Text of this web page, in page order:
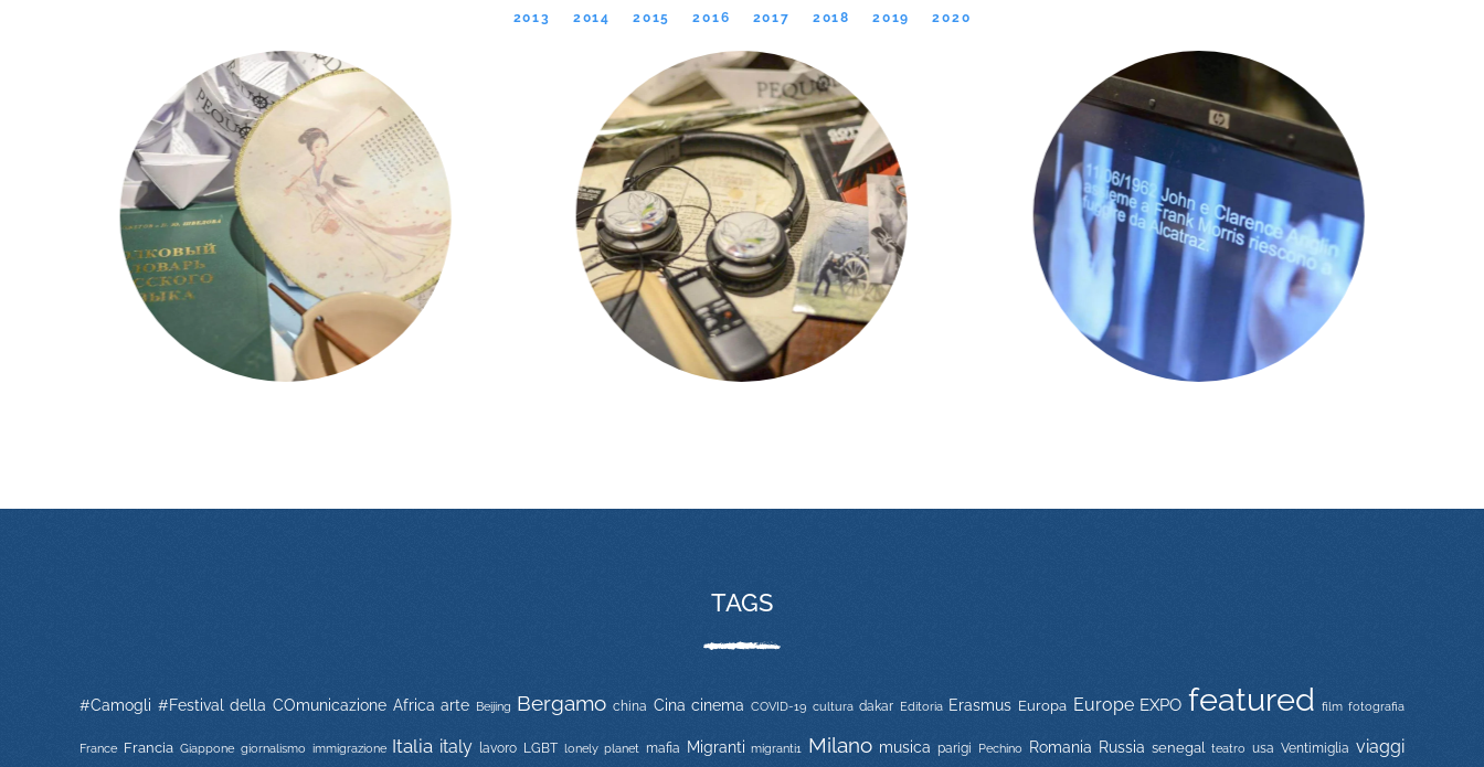
2013 2014 2015 2016 2017 2018 2019 2020
TAGS
#Camogli #Festival della COmunicazione Africa arte Beijing Bergamo china Cina cinema COVID-19 cultura dakar Editoria Erasmus Europa Europe EXPO featured film fotografia
France Francia Giappone giornalismo immigrazione Italia italy lavoro LGBT lonely planet mafia Migranti migranti1 Milano musica parigi Pechino Romania Russia senegal teatro usa Ventimiglia viaggi